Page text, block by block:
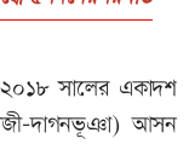
২০১৮ সালের একাদশ
দাগনভূঞা) আসন